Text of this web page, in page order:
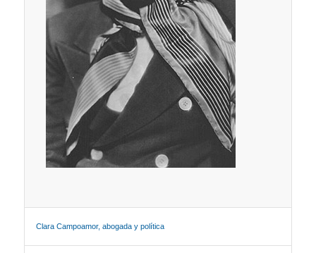
Clara Campoamor, abogada y política